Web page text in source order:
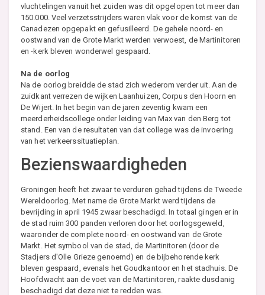
vluchtelingen vanuit het zuiden was dit opgelopen tot meer dan
150.000. Veel verzetsstrijders waren vlak voor de komst van de
Canadezen opgepakt en gefusilleerd. De gehele noord- en
oostwand van de Grote Markt werden verwoest, de Martinitoren
en -kerk bleven wonderwel gespaard.
Na de oorlog
Na de oorlog breidde de stad zich wederom verder uit. Aan de
zuidkant verrezen de wijken Laanhuizen, Corpus den Hoorn en
De Wijert. In het begin van de jaren zeventig kwam een
meerderheidscollege onder leiding van Max van den Berg tot
stand. Een van de resultaten van dat college was de invoering
van het verkeerssituatieplan.
Bezienswaardigheden
Groningen heeft het zwaar te verduren gehad tijdens de Tweede
Wereldoorlog. Met name de Grote Markt werd tijdens de
bevrijding in april 1945 zwaar beschadigd. In totaal gingen er in
de stad ruim 300 panden verloren door het oorlogsgeweld,
waaronder de complete noord- en oostwand van de Grote
Markt. Het symbool van de stad, de Martinitoren (door de
Stadjers d'Olle Grieze genoemd) en de bijbehorende kerk
bleven gespaard, evenals het Goudkantoor en het stadhuis. De
Hoofdwacht aan de voet van de Martinitoren, raakte dusdanig
beschadigd dat deze niet te redden was.